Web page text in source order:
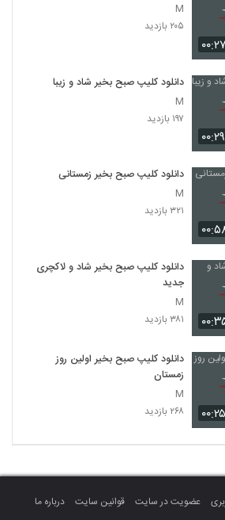
۰۰:۲۷
M
۲۰۵ بازدید
۰۰:۲۹
دانلود کلیپ صبح بخیر شاد و زیبا
M
۱۹۷ بازدید
دانلود کلیپ صبح بخیر زمستانی
M
۳۲۱ بازدید
دانلود کلیپ صبح بخیر شاد و لاکچری
جدید
M
۳۸۱ بازدید
۰۰:۲۵
دانلود کلیپ صبح بخیر اولین روز
زمستان
M
۲۶۸ بازدید
عضویت در سایت قوانین سایت
درباره ما